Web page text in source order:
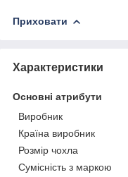
Приховати
Характеристики
Основні атрибути
Виробник
Країна виробник
Розмір чохла
Сумісність з маркою